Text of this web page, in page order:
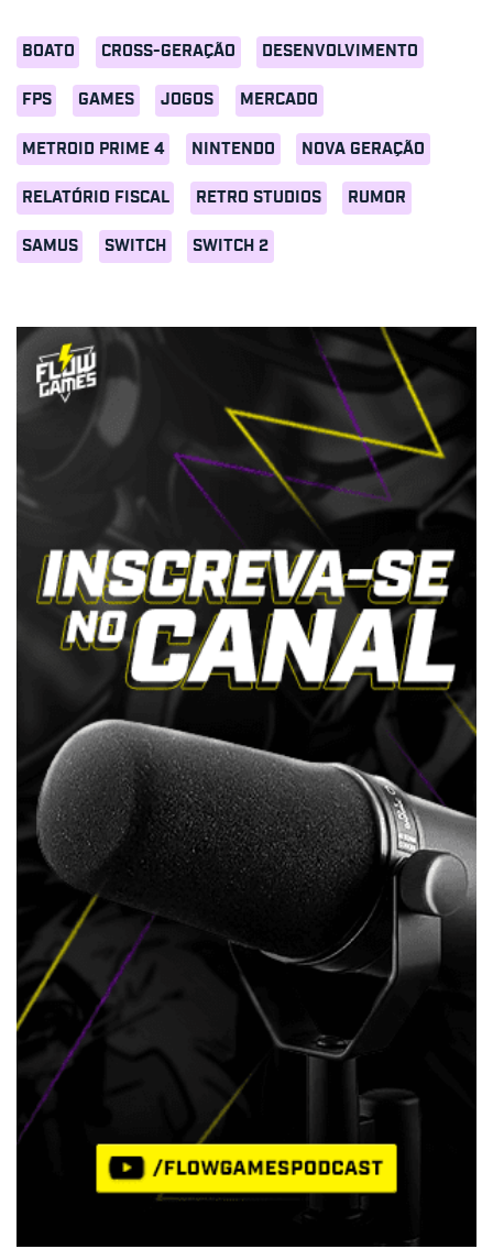
BOATO CROSS-GERAÇÃO DESENVOLVIMENTO
FPS GAMES JOGOS MERCADO
METROID PRIME 4 NINTENDO NOVA GERAÇÃO
RELATÓRIO FISCAL RETRO STUDIOS RUMOR
SAMUS SWITCH SWITCH 2